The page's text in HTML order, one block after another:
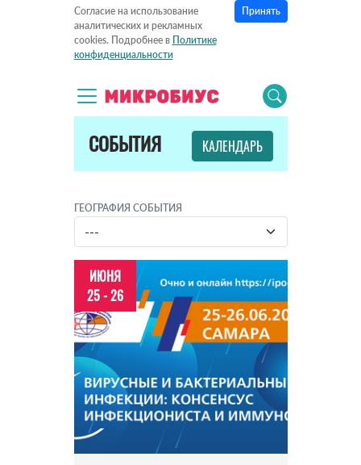
Согласие на использование
аналитических и рекламных
cookies. Подробнее в Политике
конфиденциальности
Принять
СОБЫТИЯ КАЛЕНДАРЬ
ГЕОГРАФИЯ СОБЫТИЯ
ИЮНЯ
25 - 26